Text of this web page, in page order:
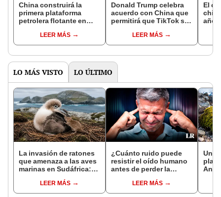
China construirá la
primera plataforma
petrolera flotante en
apuesta en la región
LEER MÁS
Donald Trump celebra
acuerdo con China que
permitirá que TikTok sea
controlada" por
Estados Unidos
LEER MÁS
El
de
LO MÁS VISTO LO ÚLTIMO
La invasión de ratones
que amenaza a las aves
marinas en Sudáfrica:
erradicación histórica
en 2028
LEER MÁS
¿Cuánto ruido puede
resistir el oído humano
antes de perder la
LEER MÁS
Una